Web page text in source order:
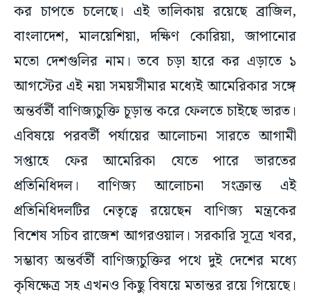
কর চাপতে চলেছে। এই তালিকায় রয়েছে ব্রাজিল,
বাংলাদেশ, মালয়েশিয়া, দক্ষিণ কোরিয়া, জাপানোর
মতো দেশগুলির নাম। তবে চড়া হারে কর এড়াতে ১
আগস্টের এই নয়া সময়সীমার মধ্যেই আমেরিকার সঙ্গে
অন্তর্বর্তী বাণিজ্যচুক্তি চূড়ান্ত করে ফেলতে চাইছে ভারত।
এবিষয়ে পরবর্তী পর্যায়ের আলোচনা সারতে আগামী
সপ্তাহে ফের আমেরিকা যেতে পারে ভারতের
প্রতিনিধিদল। বাণিজ্য আলোচনা সংক্রান্ত এই
প্রতিনিধিদলটির নেতৃত্বে রয়েছেন বাণিজ্য মন্ত্রকের
বিশেষ সচিব রাজেশ আগরওয়াল। সরকারি সূত্রে খবর,
সম্ভাব্য অন্তর্বর্তী বাণিজ্যচুক্তির পথে দুই দেশের মধ্যে
কৃষিক্ষেত্র সহ এখনও কিছু বিষয়ে মতান্তর রয়ে গিয়েছে।